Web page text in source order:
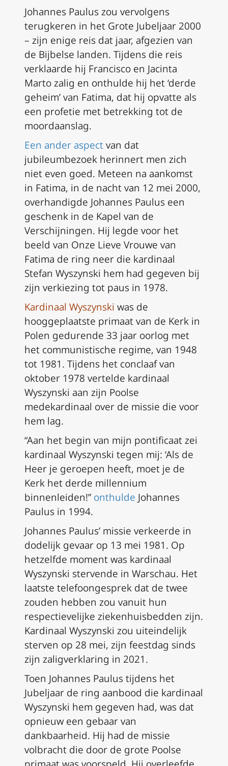
Johannes Paulus zou vervolgens
terugkeren in het Grote Jubeljaar 2000
– zijn enige reis dat jaar, afgezien van
de Bijbelse landen. Tijdens die reis
verklaarde hij Francisco en Jacinta
Marto zalig en onthulde hij het ‘derde
geheim’ van Fatima, dat hij opvatte als
een profetie met betrekking tot de
moordaanslag.
Een ander aspectvan dat
jubileumbezoek herinnert men zich
niet even goed. Meteen na aankomst
in Fatima, in de nacht van 12 mei 2000,
overhandigde Johannes Paulus een
geschenk in de Kapel van de
Verschijningen. Hij legde voor het
beeld van Onze Lieve Vrouwe van
Fatima de ring neer die kardinaal
Stefan Wyszynski hem had gegeven bij
zijn verkiezing tot paus in 1978.
Kardinaal Wyszynski was de
hooggeplaatste primaat van de Kerk in
Polen gedurende 33 jaar oorlog met
het communistische regime, van 1948
tot 1981. Tijdens het conclaaf van
oktober 1978 vertelde kardinaal
Wyszynski aan zijn Poolse
medekardinaal over de missie die voor
hem lag.
“Aan het begin van mijn pontificaat zei
kardinaal Wyszynski tegen mij: ‘Als de
Heer je geroepen heeft, moet je de
Kerk het derde millennium
binnenleiden!” onthulde Johannes
Paulus in 1994.
Johannes Paulus’ missie verkeerde in
dodelijk gevaar op 13 mei 1981. Op
hetzelfde moment was kardinaal
Wyszynski stervende in Warschau. Het
laatste telefoongesprek dat de twee
zouden hebben zou vanuit hun
respectievelijke ziekenhuisbedden zijn.
Kardinaal Wyszynski zou uiteindelijk
sterven op 28 mei, zijn feestdag sinds
zijn zaligverklaring in 2021.
Toen Johannes Paulus tijdens het
Jubeljaar de ring aanbood die kardinaal
Wyszynski hem gegeven had, was dat
opnieuw een gebaar van
dankbaarheid. Hij had de missie
volbracht die door de grote Poolse